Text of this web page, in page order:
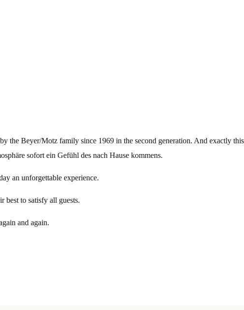
the Beyer/Motz family since 1969 in the second generation. And exactly
sofort ein Gefühl des nach Hause kommens.
an unforgettable experience.
best to satisfy all guests.
and again.